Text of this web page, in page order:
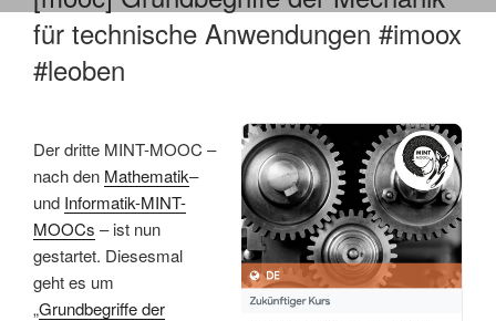
für technische Anwendungen #imoox
#leoben
Der dritte MINT-MOOC –
nach den Mathematik–
und Informatik-MINT-
MOOCs – ist nun
gestartet. Diesesmal
geht es um
„Grundbegriffe der